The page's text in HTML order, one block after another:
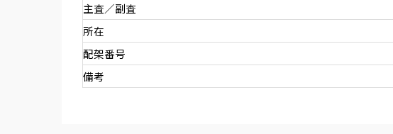
主査／副査
所在
配架番号
備考